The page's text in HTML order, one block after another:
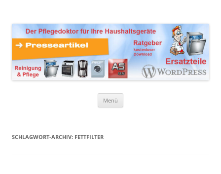
Haushaltsgeräte
Reinigungsprodukte und Pflegemittel
Menü
SCHLAGWORT-ARCHIV: FETTFILTER